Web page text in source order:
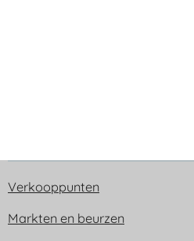
Verkooppunten
Markten en beurzen